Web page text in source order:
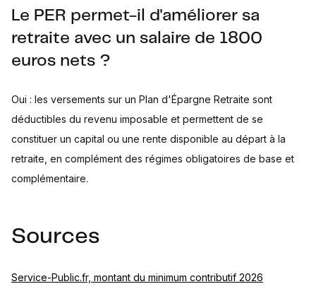
Le PER permet-il d'améliorer sa
retraite avec un salaire de 1800
euros nets ?
Oui : les versements sur un Plan d'Épargne Retraite sont
déductibles du revenu imposable et permettent de se
constituer un capital ou une rente disponible au départ à la
retraite, en complément des régimes obligatoires de base et
complémentaire.
Sources
Service-Public.fr, montant du minimum contributif 2026